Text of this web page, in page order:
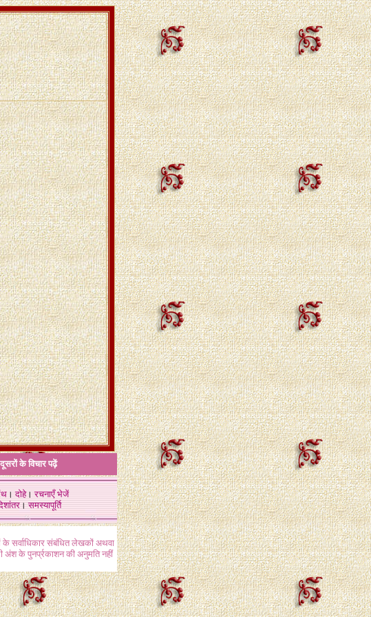
दूसरों के विचारपढ़ें
।दोहे।रचनाएँ भेजें
। समस्यापूर्ति
के सर्वाधिकार संबंधित लेखकों अथवा
के पुनर्प्रकाशन की अनुमति नहीं